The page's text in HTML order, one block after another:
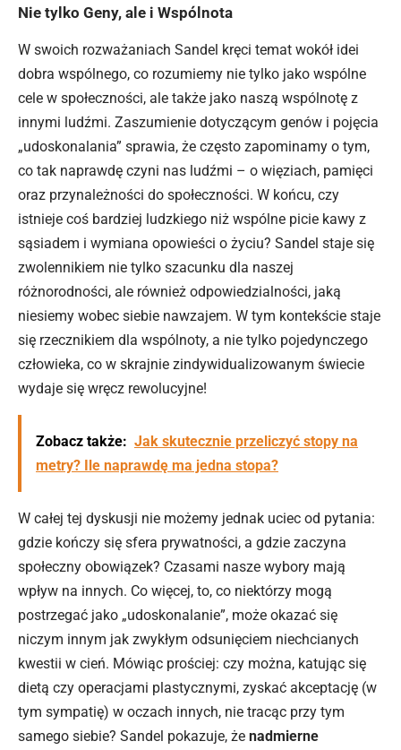
Nie tylko Geny, ale i Wspólnota
W swoich rozważaniach Sandel kręci temat wokół idei
dobra wspólnego, co rozumiemy nie tylko jako wspólne
cele w społeczności, ale także jako naszą wspólnotę z
innymi ludźmi. Zaszumienie dotyczącym genów i pojęcia
„udoskonalania” sprawia, że często zapominamy o tym,
co tak naprawdę czyni nas ludźmi – o więziach, pamięci
oraz przynależności do społeczności. W końcu, czy
istnieje coś bardziej ludzkiego niż wspólne picie kawy z
sąsiadem i wymiana opowieści o życiu? Sandel staje się
zwolennikiem nie tylko szacunku dla naszej
różnorodności, ale również odpowiedzialności, jaką
niesiemy wobec siebie nawzajem. W tym kontekście staje
się rzecznikiem dla wspólnoty, a nie tylko pojedynczego
człowieka, co w skrajnie zindywidualizowanym świecie
wydaje się wręcz rewolucyjne!
Zobacz także: Jak skutecznie przeliczyć stopy na
metry? Ile naprawdę ma jedna stopa?
W całej tej dyskusji nie możemy jednak uciec od pytania:
gdzie kończy się sfera prywatności, a gdzie zaczyna
społeczny obowiązek? Czasami nasze wybory mają
wpływ na innych. Co więcej, to, co niektórzy mogą
postrzegać jako „udoskonalanie”, może okazać się
niczym innym jak zwykłym odsunięciem niechcianych
kwestii w cień. Mówiąc prościej: czy można, katując się
dietą czy operacjami plastycznymi, zyskać akceptację (w
tym sympatię) w oczach innych, nie tracąc przy tym
samego siebie? Sandel pokazuje, że nadmierne